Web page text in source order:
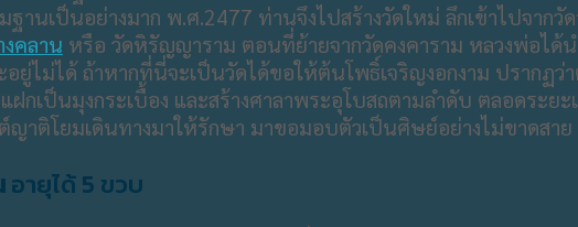
านเป็นอย่างมาก พ.ศ.2477 ท่านจึงไปสร้างวัดใหม่​ ลึกเข้าไปจากวั
คลาน หรือ​ วัดหิรัญญาราม​ ตอนที่ย้ายจากวัดคงคาราม หลวงพ่อได้
ยู่ไม่ได้ ถ้าหากที่นี่จะเป็นวัดได้ขอให้ต้นโพธิ์เจริญงอกงาม ปรากฏว่
แฝกเป็นมุงกระเบื้อง และสร้างศาลาพระอุโบสถตามลำดับ ตลอดร
าติโยมเดินทางมาให้รักษา มาขอมอบตัวเป็นศิษย์อย่างไม่ขาดสา
อายุได้ 5 ขวบ